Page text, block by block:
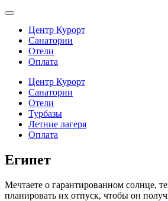
Центр Курорт
Санатории
Отели
Оплата
Центр Курорт
Санатории
Отели
Турбазы
Летние лагеря
Оплата
Египет
Мечтаете о гарантированном солнце,
планировать их отпуск, чтобы он